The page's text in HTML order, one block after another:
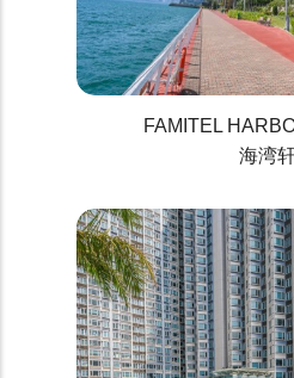
FAMITEL
海湾